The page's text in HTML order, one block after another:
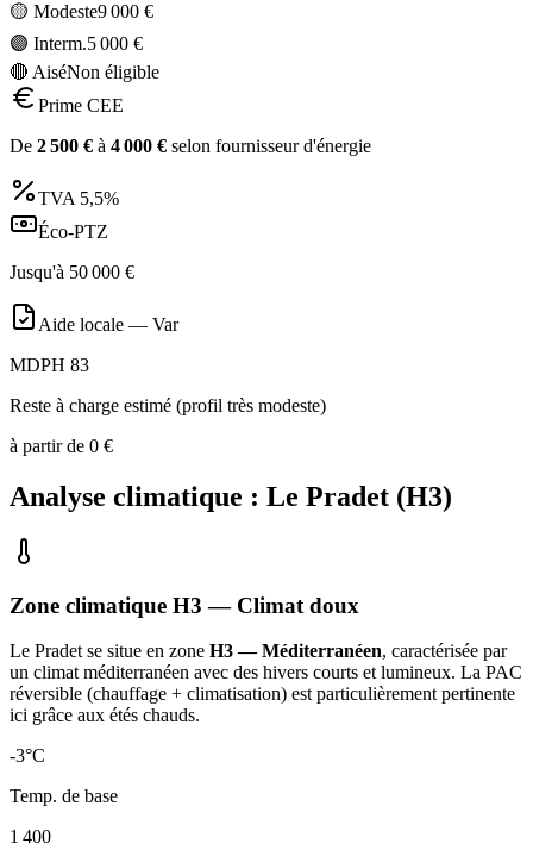
🟡 Modeste9 000 €
🟣 Interm.5 000 €
🔴 AiséNon éligible
Prime CEE
De 2 500 € à 4 000 € selon fournisseur d'énergie
TVA 5,5%
Éco-PTZ
Jusqu'à 50 000 €
Aide locale — Var
MDPH 83
Reste à charge estimé (profil très modeste)
à partir de 0 €
Analyse climatique : Le Pradet (H3)
Zone climatique H3 — Climat doux
Le Pradet se situe en zone H3 — Méditerranéen, caractérisée par
un climat méditerranéen avec des hivers courts et lumineux. La PAC
réversible (chauffage + climatisation) est particulièrement pertinente
ici grâce aux étés chauds.
-3°C
Temp. de base
1 400